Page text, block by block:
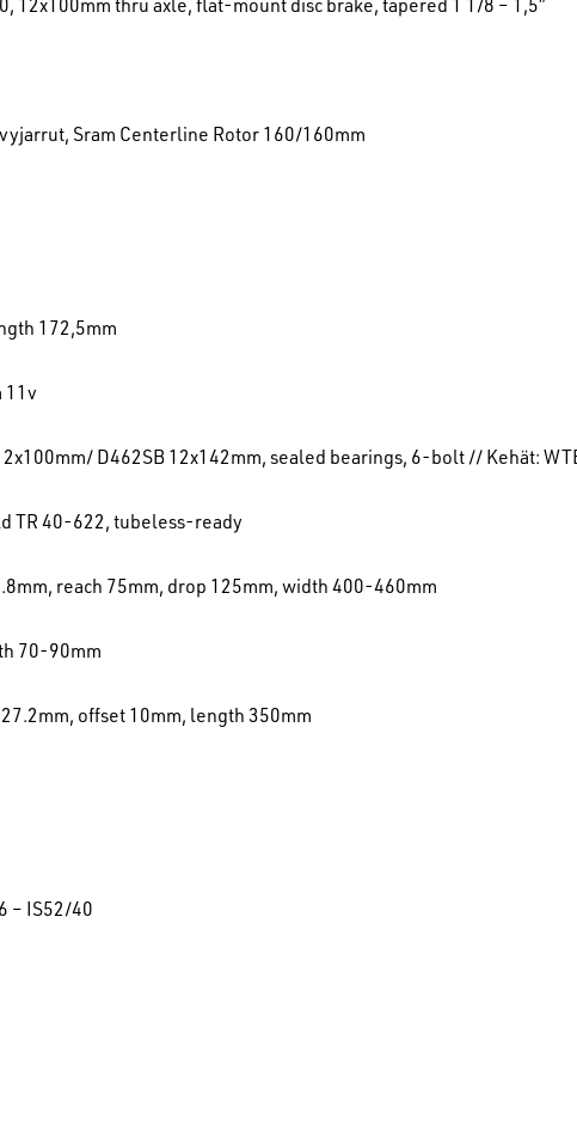
Sram Centerline Rotor 160/160mm
172,5mm
11v
D462SB 12x142mm, sealed bearings, 6-bolt // Kehät:
TR 40-622, tubeless-ready
reach 75mm, drop 125mm, width 400-460mm
70-90mm
offset 10mm, length 350mm
– IS52/40